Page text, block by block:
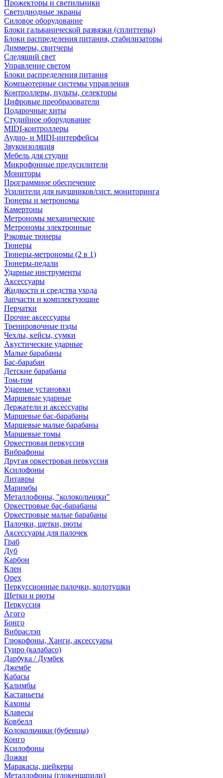
Прожекторы и светильники
Светодиодные экраны
Силовое оборудование
Блоки гальванической развязки (сплиттеры)
Блоки распределения питания, стабилизаторы
Диммеры, свитчеры
Следящий свет
Управление светом
Блоки распределения питания
Компьютерные системы управления
Контроллеры, пульты, селекторы
Цифровые преобразователи
Подарочные хиты
Студийное оборудование
MIDI-контроллеры
Аудио- и MIDI-интерфейсы
Звукоизоляция
Мебель для студии
Микрофонные предусилители
Мониторы
Программное обеспечение
Усилители для наушников/сист. мониторинга
Тюнеры и метрономы
Камертоны
Метрономы механические
Метрономы электронные
Рэковые тюнеры
Тюнеры
Тюнеры-метрономы (2 в 1)
Тюнеры-педали
Ударные инструменты
Аксессуары
Жидкости и средства ухода
Запчасти и комплектующие
Перчатки
Прочие аксессуары
Тренировочные пэды
Чехлы, кейсы, сумки
Акустические ударные
Mалые барабаны
Бас-барабан
Детские барабаны
Том-том
Ударные установки
Маршевые ударные
Держатели и аксессуары
Маршевые бас-барабаны
Маршевые малые барабаны
Маршевые томы
Оркестровая перкуссия
Вибрафоны
Другая оркестровая перкуссия
Ксилофоны
Литавры
Маримбы
Металлофоны, "колокольчики"
Оркестровые бас-барабаны
Оркестровые малые барабаны
Палочки, щетки, рюты
Аксессуары для палочек
Граб
Дуб
Карбон
Клен
Орех
Перкуссионные палочки, колотушки
Щетки и рюты
Перкуссия
Агого
Бонго
Вибраслэп
Глюкофоны, Ханги, аксессуары
Гуиро (калабасо)
Дарбука / Думбек
Джембе
Кабасы
Калимбы
Кастаньеты
Кахоны
Клавесы
Ковбелл
Колокольчики (бубенцы)
Конго
Ксилофоны
Ложки
Маракасы, шейкеры
Металлофоны (глокеншпили)